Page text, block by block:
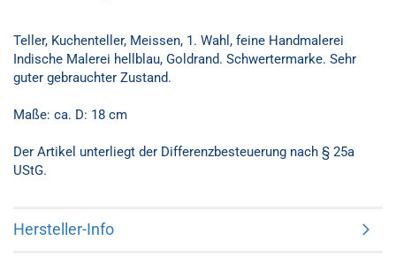
Teller, Kuchenteller, Meissen, 1. Wahl, feine Handmalerei
Indische Malerei hellblau, Goldrand. Schwertermarke. Sehr
guter gebrauchter Zustand.
Maße: ca. D: 18 cm
Der Artikel unterliegt der Differenzbesteuerung nach § 25a
UStG.
Hersteller-Info